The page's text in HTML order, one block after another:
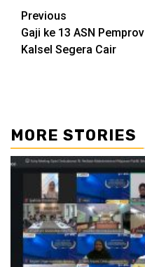
Continue
Reading
Previous
Gaji ke 13 ASN Pemprov
Kalsel Segera Cair
MORE STORIES